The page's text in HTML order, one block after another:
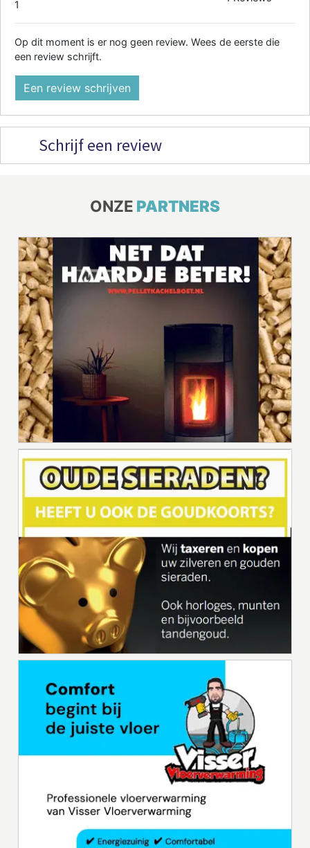
1
Op dit moment is er nog geen review. Wees de eerste die
een review schrijft.
Een review schrijven
Schrijf een review
ONZE PARTNERS